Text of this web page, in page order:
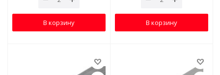
В корзину В корзину